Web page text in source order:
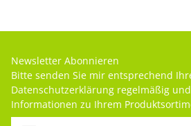
Newsletter Abonnieren
Bitte senden Sie mir entsprechend
Datenschutzerklärung regelmäßig
Informationen zu Ihrem